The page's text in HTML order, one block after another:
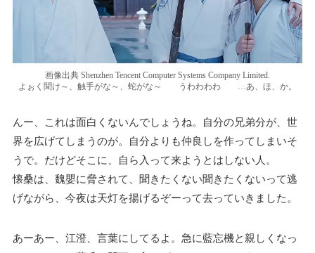
画像出典 Shenzhen Tencent Computer Systems Company Limited.
よぉく聞け～、触手がな～、蛇がな～ うわわわわ …あ、ほ、か。
んー、これは面白くないんでしょうね。自分の兄弟分が、世
界を広げてしまうのが。自分よりも仲良しを作ってしまいそ
うで。だけどそこに、自ら入って来ようとはしない人。
懐桑は、魏嬰に脅されて、聞きたくない聞きたくないって逃
げながら、今夜は天灯を揚げるぞーって去っていきました。
あーあー、江澄、言葉にしてるよ。急に藍忘機と親しくなっ